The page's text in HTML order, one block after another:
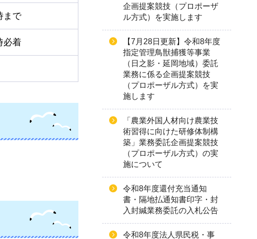
まで
必着
企画提案競技（プロポーザ
ル方式）を実施します
【7月28日更新】令和8年度
指定管理鳥獣捕獲等事業
（日之影・延岡地域）委託
業務に係る企画提案競技
（プロポーザル方式）を実
施します
「農業外国人材向け農業技
術習得に向けた研修体制構
築」業務委託企画提案競技
（プロポーザル方式）の実
施について
令和8年度還付充当通知
書・隔地払通知書印字・封
入封緘業務委託の入札公告
令和8年度法人県民税・事